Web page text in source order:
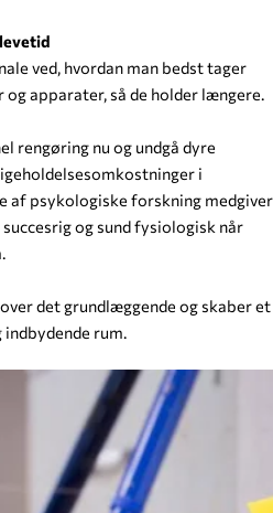
ved, hvordan man bedst tager
og apparater, så de holder længere.
rengøring nu og undgå dyre
i
af psykologiske forskning medgiver
og sund fysiologisk når
det grundlæggende og skaber et
rum.